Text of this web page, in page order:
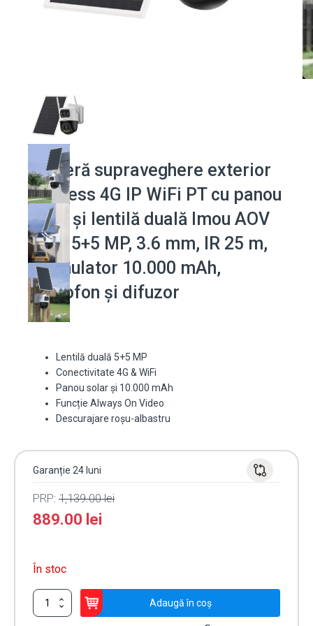
Cameră supraveghere exterior
wireless 4G IP WiFi PT cu panou
solar și lentilă duală Imou AOV
Dual, 5+5 MP, 3.6 mm, IR 25 m,
acumulator 10.000 mAh,
microfon și difuzor
Lentilă duală 5+5 MP
Conectivitate 4G & WiFi
Panou solar și 10.000 mAh
Funcție Always On Video
Descurajare roșu-albastru
Garanție 24 luni
PRP: 1,139.00lei
889.00 lei
În stoc
Cantitate
Cameră
Adaugă în coș